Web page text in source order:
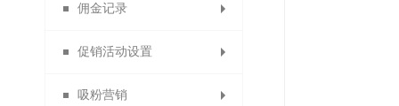
自动确认收货设置
自动取消订单
浮动公告设置
自动回复
信息托管
客服功能
银联支付收款账号
快钱
易宝收款账号
会员权益
会员分组
会员导出
批量发货
退货理由
付款查询
退换货设置
提现申请管理
佣金转余额申请列表
线下充值管理
供应商提现记录
提现记录
驳回记录
佣金记录
分销商佣金
代理商佣金
促销活动设置
限时秒杀
吸粉营销